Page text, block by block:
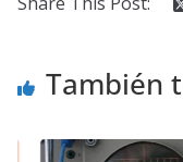
También